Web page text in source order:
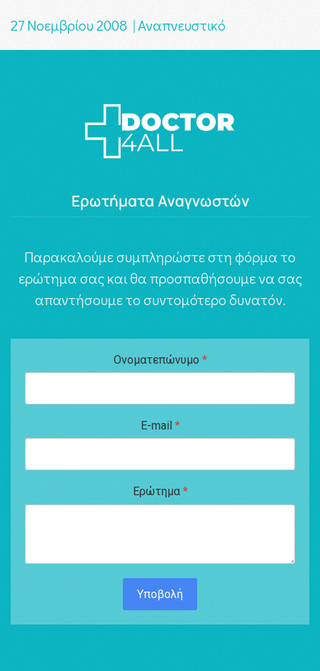
27 Νοεμβρίου 2008 | Αναπνευστικό
Ερωτήματα Αναγνωστών
Παρακαλούμε συμπληρώστε στη φόρμα το
ερώτημα σας και θα προσπαθήσουμε να σας
απαντήσουμε το συντομότερο δυνατόν.
Ονοματεπώνυμο *
E-mail *
Ερώτημα *
Υποβολή